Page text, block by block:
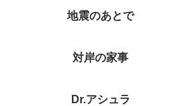
地震のあとで
対岸の家事
Dr.アシュラ